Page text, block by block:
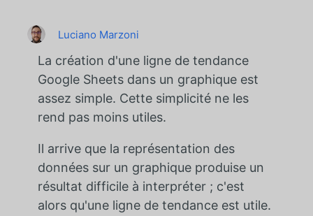
Luciano Marzoni
La création d'une ligne de tendance
Google Sheets dans un graphique est
assez simple. Cette simplicité ne les
rend pas moins utiles.
Il arrive que la représentation des
données sur un graphique produise un
résultat difficile à interpréter ; c'est
alors qu'une ligne de tendance est utile.